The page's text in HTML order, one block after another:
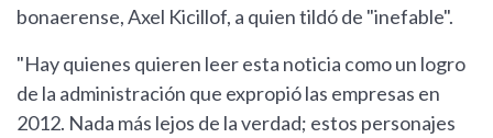
bonaerense, Axel Kicillof, a quien tildó de "inefable".
"Hay quienes quieren leer esta noticia como un logro
de la administración que expropió las empresas en
2012. Nada más lejos de la verdad; estos personajes